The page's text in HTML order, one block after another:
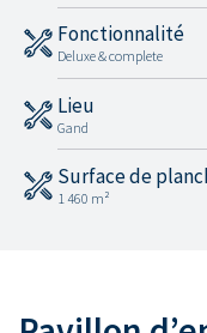
Fonctionnalité
Deluxe & complete
Lieu
Gand
Surface de
1 460 m²